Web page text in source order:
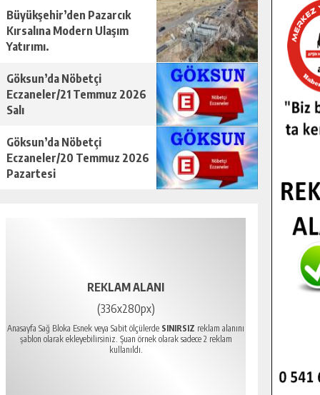
Büyükşehir’den Pazarcık
Kırsalına Modern Ulaşım
Yatırımı.
Göksun’da Nöbetçi
Eczaneler/21 Temmuz 2026
Salı
Göksun’da Nöbetçi
Eczaneler/20 Temmuz 2026
Pazartesi
REKLAM ALANI
(336x280px)
Anasayfa Sağ Bloka Esnek veya Sabit ölçülerde SINIRSIZ reklam alanını
şablon olarak ekleyebilirsiniz. Şuan örnek olarak sadece 2 reklam
kullanıldı.